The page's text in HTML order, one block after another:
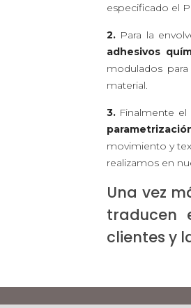
especificado el
2.Para la
adhesivos
modulados
material.
3.Finalmente el
movimiento y
realizamos en
Una vez
traducen
clientes y